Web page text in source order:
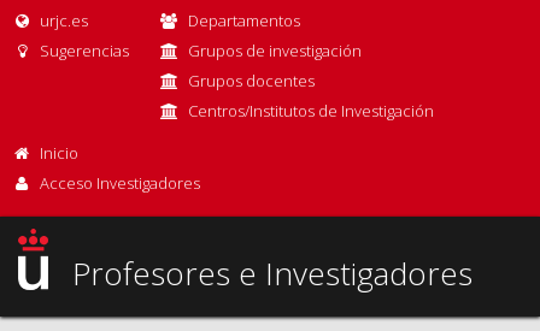
urjc.es
Sugerencias
Departamentos
Grupos de investigación
Grupos docentes
Centros/Institutos de Investigación
Inicio
Acceso Investigadores
Profesores e Investigadores